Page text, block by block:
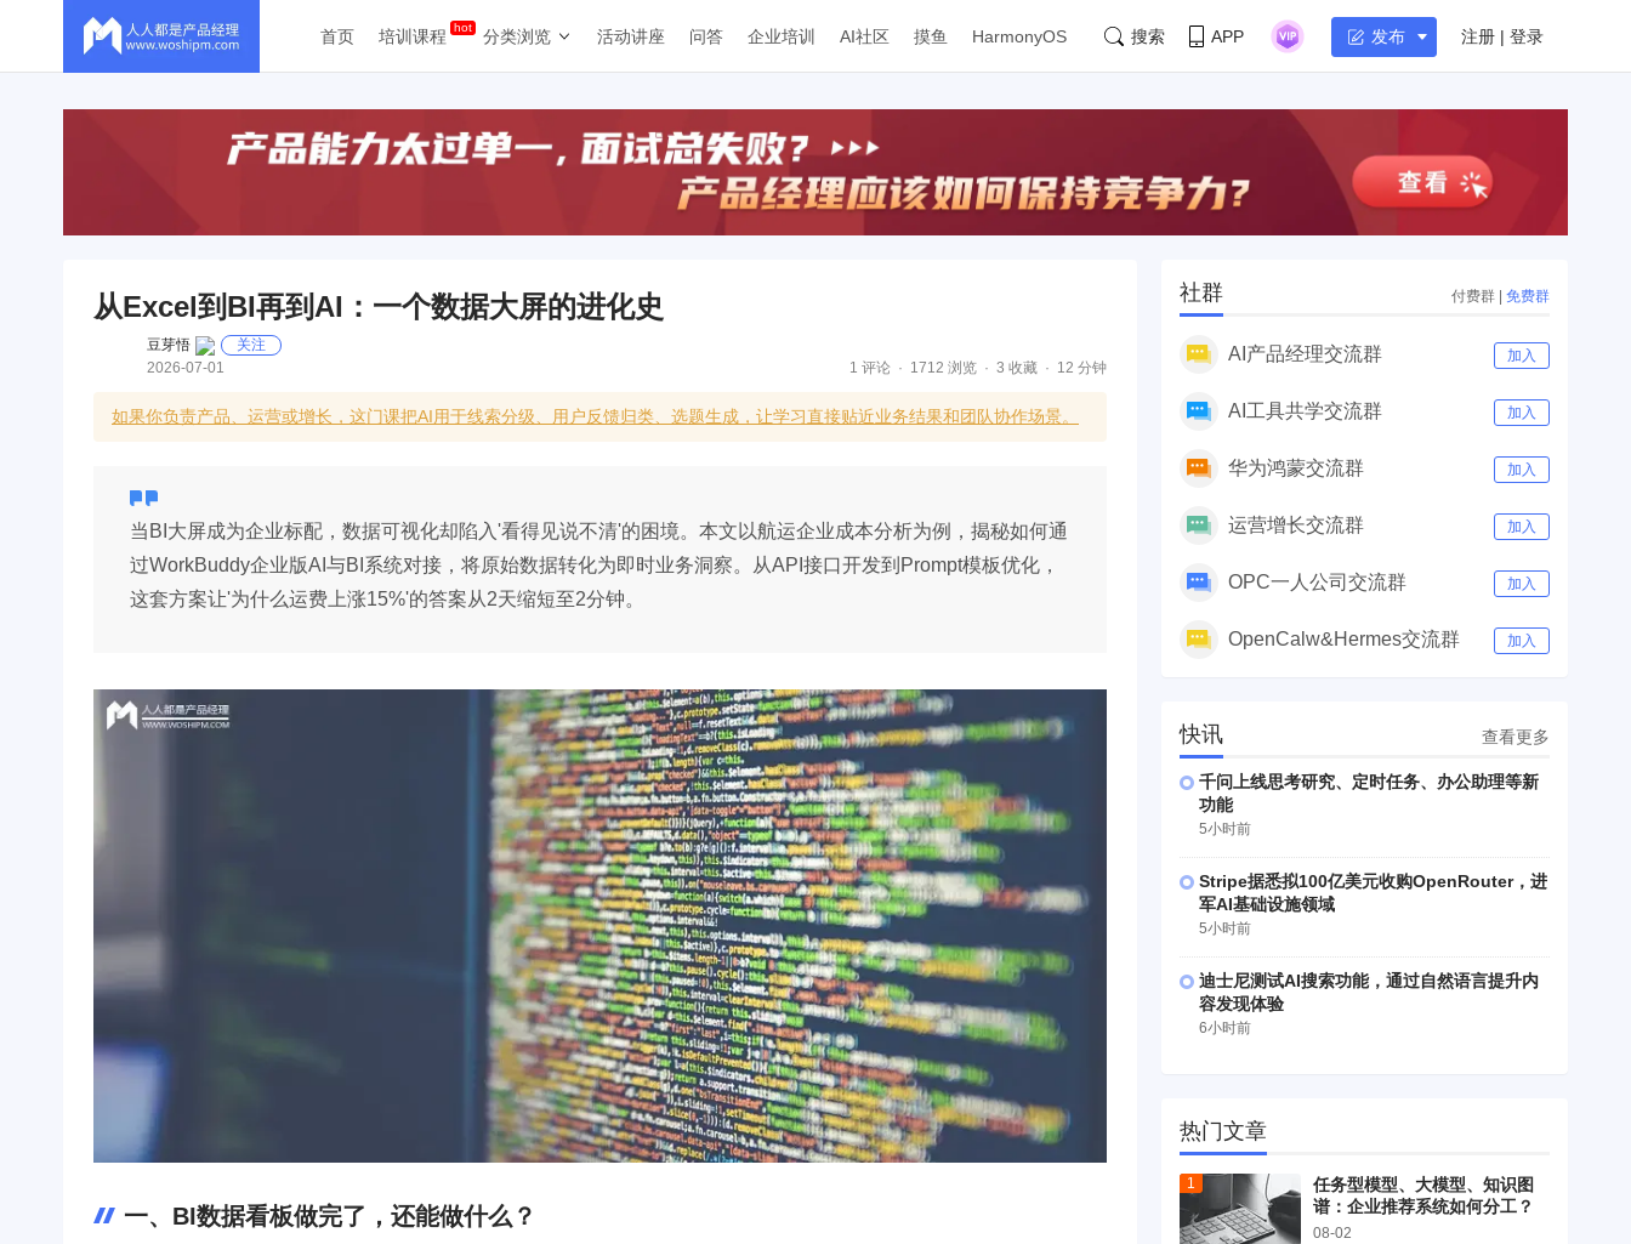
首页 培训课程 分类浏览 活动讲座 问答 企业培训 AI社区 摸鱼 HarmonyOS 搜索 APP 发布 注册 | 登录
从Excel到BI再到AI：一个数据大屏的进化史
豆芽悟
关注
2026-07-01
1 评论 1712 浏览 3 收藏 12 分钟
如果你负责产品、运营或增长，这门课把AI用于线索分级、用户反馈归类、选题生成，让学习直接贴近业务结果和团队协作场景。
当BI大屏成为企业标配，数据可视化却陷入'看得见说不清'的困境。本文以航运企业成本分析为例，揭秘如何通
过WorkBuddy企业版AI与BI系统对接，将原始数据转化为即时业务洞察。从API接口开发到Prompt模板优化，
这套方案让'为什么运费上涨15%'的答案从2天缩短至2分钟。
一、BI数据看板做完了，还能做什么？
社群 付费群 | 免费群
AI产品经理交流群 加入
AI工具共学交流群 加入
华为鸿蒙交流群 加入
运营增长交流群 加入
OPC一人公司交流群 加入
OpenCalw&Hermes交流群 加入
快讯 查看更多
千问上线思考研究、定时任务、办公助理等新
功能
5小时前
Stripe据悉拟100亿美元收购OpenRouter，进
军AI基础设施领域
5小时前
迪士尼测试AI搜索功能，通过自然语言提升内
容发现体验
6小时前
热门文章
任务型模型、大模型、知识图
谱：企业推荐系统如何分工？
08-02